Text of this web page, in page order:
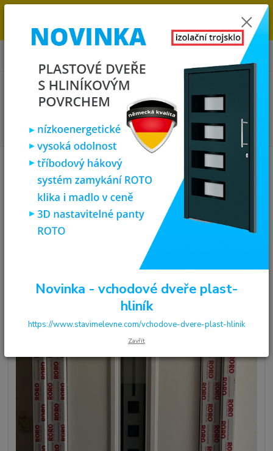
OBJEDNÁVKOU. MÁME 7 000 OKEN A DVEŘÍ SKLADEM U NÁS V
KLATOVECH.
0
0,00 Kč
Vchodové dveře plastové vchodové dveře
vchodové plastové dveře MADRID, 98x200, bílé
SOFT vchodové plastové dveře
MADRID, 98x200, bílé
Novinka - vchodové dveře plast-
hliník
https://www.stavimelevne.com/vchodove-dvere-plast-hlinik
Zavřít